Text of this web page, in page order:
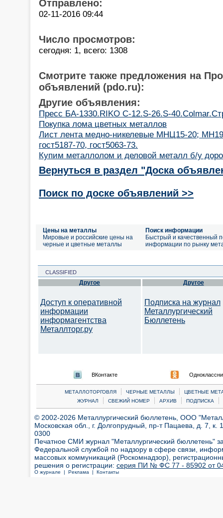
Отправлено:
02-11-2016 09:44
Число просмотров:
сегодня: 1, всего: 1308
Смотрите также предложения на
объявлений (pdo.ru):
Другие объявления:
Пресс БА-1330.RIKO C-12.S-26.S-
Покупка лома цветных металлов
Лист лента медно-никелевые МНЦ15-20;
гост5187-70, гост5063-73.
Купим металлолом и деловой металл б/у
Вернуться в раздел "Доска
Поиск по доске объявлений >>
Цены на металлы
Мировые и российские цены на
черные и цветные металлы
Поиск информации
Быстрый и качественный
информации по рынку
CLASSIFIED
Другое
Доступ к оперативной
информации
информагентства
Металлторг.ру
Другое
Подписка на журнал
Металлургический
Бюллетень
ВКонтакте
МЕТАЛЛОТОРГОВЛЯ | ЧЕРНЫЕ МЕТАЛЛЫ |
ЦВЕТНЫЕ
ЖУРНАЛ
| СВЕЖИЙ НОМЕР | АРХИВ | ПОДПИСКА |
© 2002-2026 Металлургический бюллетень, ООО
Московская обл., г. Долгопрудный, пр-т Пацаева, д. 7,
0300
Печатное СМИ журнал "Металлургический бюллетень"
Федеральной службой по надзору в сфере связи,
массовых коммуникаций (Роскомнадзор),
решения о регистрации: серия ПИ № ФС 77 - 85902 от 04
О журнале | Реклама | Контакты